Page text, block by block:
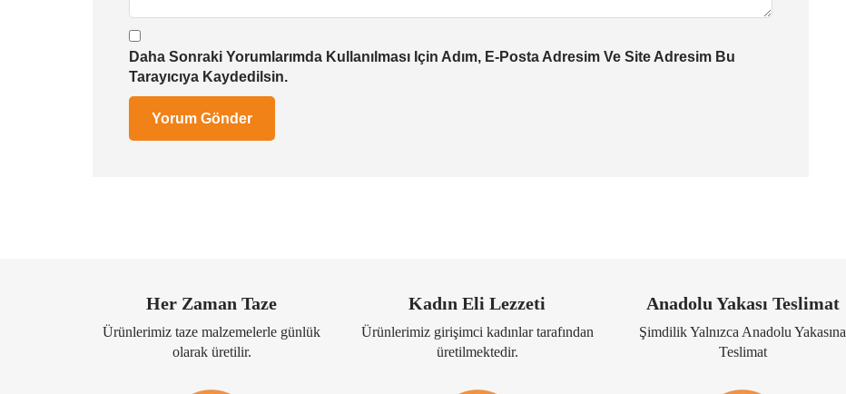
Daha Sonraki Yorumlarımda Kullanılması Için Adım, E-Posta Adresim Ve Site Adresim Bu
Tarayıcıya Kaydedilsin.
Her Zaman Taze
Ürünlerimiz taze malzemelerle günlük
olarak üretilir.
Kadın Eli Lezzeti
Ürünlerimiz girişimci kadınlar tarafından
üretilmektedir.
Anadolu Yakası Teslimat
Şimdilik Yalnızca Anadolu Yakasına
Teslimat